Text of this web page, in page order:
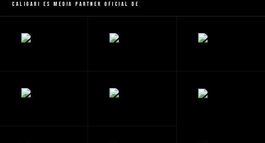
Caligari es Media Partner Oficial de